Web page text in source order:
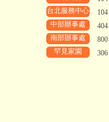
台北服務中心
中部辦事處
南部辦事處
罕見家園